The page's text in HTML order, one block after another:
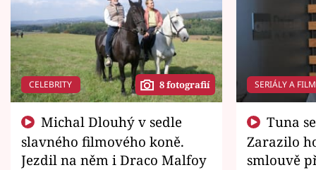
CELEBRITY 8 fotografií
slavného filmového koně.
Jezdil na něm i Draco Malfoy
SERIÁLY A
Zarazilo
smlouvě